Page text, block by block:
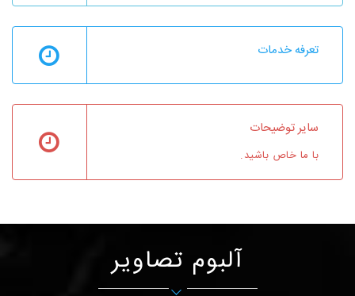
تعرفه خدمات
سایر توضیحات
با ما خاص باشید.
آلبوم تصاویر